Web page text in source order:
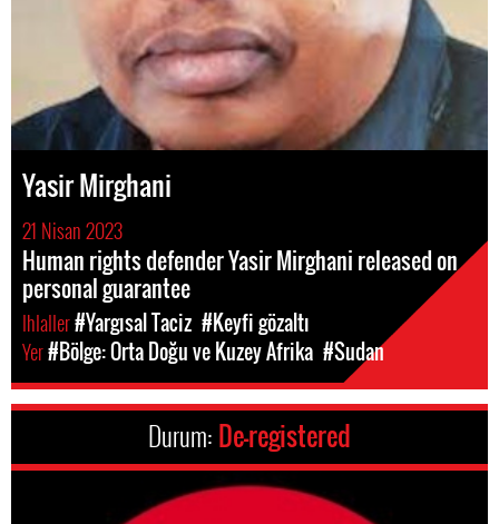
Yasir Mirghani
21 Nisan 2023
Human rights defender Yasir Mirghani released on
personal guarantee
Ihlaller#Yargısal Taciz #Keyfi gözaltı
Yer#Bölge: Orta Doğu ve Kuzey Afrika #Sudan
Durum: De-registered